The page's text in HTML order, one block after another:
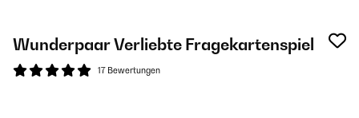
Wunderpaar Verliebte Fragekartenspiel
17 Bewertungen